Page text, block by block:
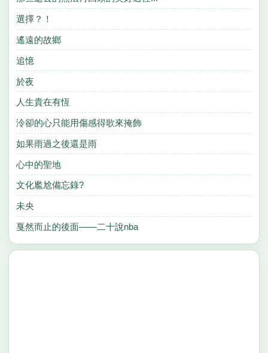
選擇？！
遙遠的故鄉
追憶
於夜
人生貴在有恆
泠卻的心只能用傷感得歌來掩飾
如果雨過之後還是雨
心中的聖地
文化尷尬備忘錄?
未央
戛然而止的後面——二十說nba